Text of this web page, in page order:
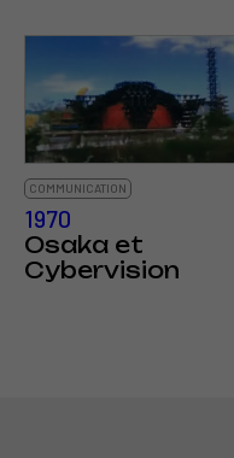
COMMUNICATION
1970
Osaka et
Cybervision